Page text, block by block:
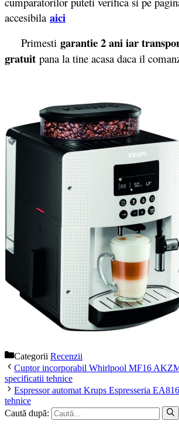
accesibila aici
Primesti garantie 2 ani iar
gratuit pana la tine acasa daca il
Categorii Recenzii
Cuptor incorporabil Whirlpool MF16
specificatii tehnice
Espressor automat Krups Espresseria
tehnice
Caută după: